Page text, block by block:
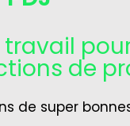
travail
de
de super